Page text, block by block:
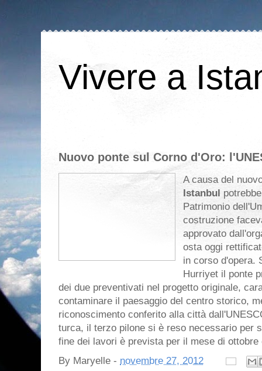
Vivere a
Nuovo ponte sul Corno d'Oro:
A causa del
Istanbul
Patrimonio
costruzione
approvato
osta oggi
in corso d'opera.
Hurriyet il ponte
dei due preventivati nel progetto originale,
contaminare il paesaggio del centro storico,
riconoscimento conferito alla città
turca, il terzo pilone si è reso necessario per
fine dei lavori è prevista per il mese di
By Maryelle - novembre 27, 2012